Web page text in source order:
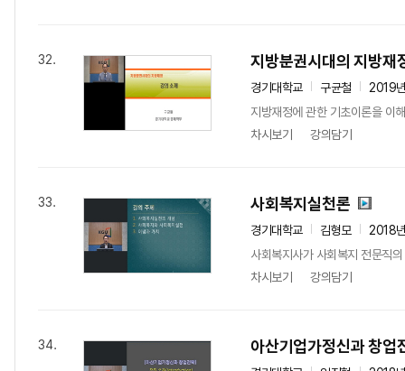
32. 지방분권시대의 지방재
경기대학교 구균철
2019
지방재정에 관한 기초이론을 이
차시보기
강의담기
33. 사회복지실천론
경기대학교 김형모
2018
사회복지사가 사회복지 전문직
차시보기
강의담기
34. 아산기업가정신과 창업